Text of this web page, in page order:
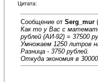
Цитата:
Сообщение от Serg_mur
Как то у Вас с
рублей (АИ-92) = 37500
Умножаем 1250 литров
Разница - 3750 рублей.
Откуда экономия в